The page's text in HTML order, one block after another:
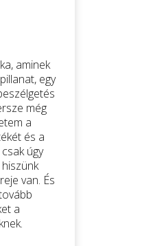
aminek
egy
még
a
és a
úgy
van. És
a